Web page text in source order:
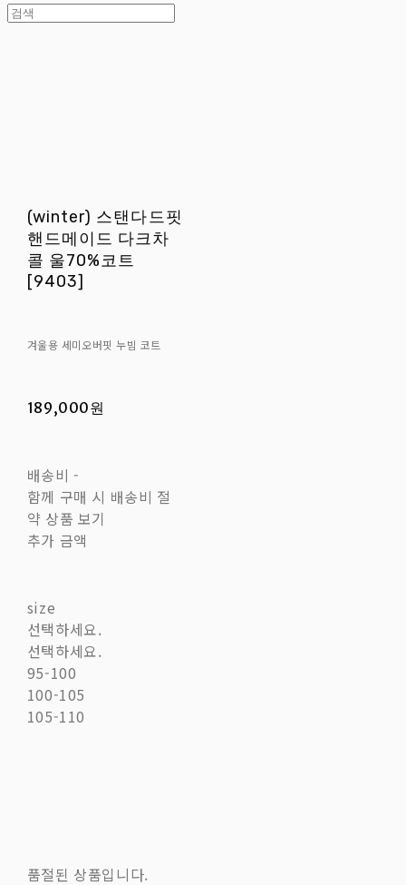
(winter) 스탠다드핏
핸드메이드 다크차
콜 울70%코트
[9403]
겨울용 세미오버핏 누빔 코트
189,000원
배송비 -
함께 구매 시 배송비 절
약 상품 보기
추가 금액
size
선택하세요.
선택하세요.
95-100
100-105
105-110
품절된 상품입니다.